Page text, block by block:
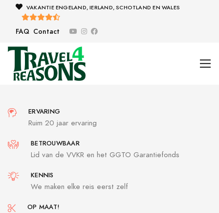
VAKANTIE ENGELAND, IERLAND, SCHOTLAND EN WALES
FAQ Contact
ERVARING
Ruim 20 jaar ervaring
BETROUWBAAR
Lid van de VVKR en het GGTO Garantiefonds
KENNIS
We maken elke reis eerst zelf
OP MAAT!